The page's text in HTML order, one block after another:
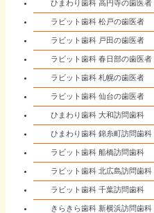
ひまわり歯科 高円寺の歯医者
ラビット歯科 松戸の歯医者
ラビット歯科 戸田の歯医者
ラビット歯科 春日部の歯医者
ラビット歯科 札幌の歯医者
ラビット歯科 仙台の歯医者
ひまわり歯科 大和訪問歯科
ひまわり歯科 錦糸町訪問歯科
ラビット歯科 船橋訪問歯科
ラビット歯科 北広島訪問歯科
ラビット歯科 千葉訪問歯科
きらきら歯科 新横浜訪問歯科